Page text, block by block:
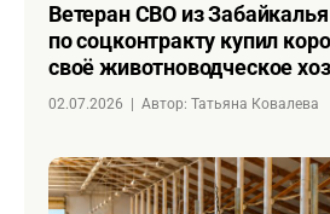
Ветеран СВО из Забайкалья
по соцконтракту купил
своё животноводческое
02.07.2026 Автор: Татьяна Ковалева